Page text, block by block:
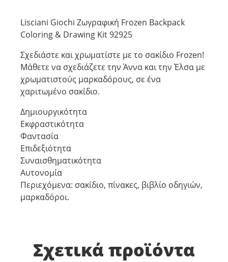
Lisciani Giochi Ζωγραφική Frozen Backpack
Coloring & Drawing Kit 92925
Σχεδιάστε και χρωματίστε με το σακίδιο Frozen!
Μάθετε να σχεδιάζετε την Άννα και την Έλσα με
χρωματιστούς μαρκαδόρους, σε ένα
χαριτωμένο σακίδιο.
Δημιουργικότητα
Εκφραστικότητα
Φαντασία
Επιδεξιότητα
Συναισθηματικότητα
Αυτονομία
Περιεχόμενα: σακίδιο, πίνακες, βιβλίο οδηγιών,
μαρκαδόροι.
Σχετικά προϊόντα